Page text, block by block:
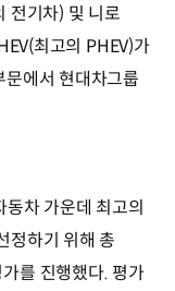
전기차) 및 니로
최고의 PHEV)가
에서 현대차그룹
차 가운데 최고의
정하기 위해 총
를 진행했다. 평가